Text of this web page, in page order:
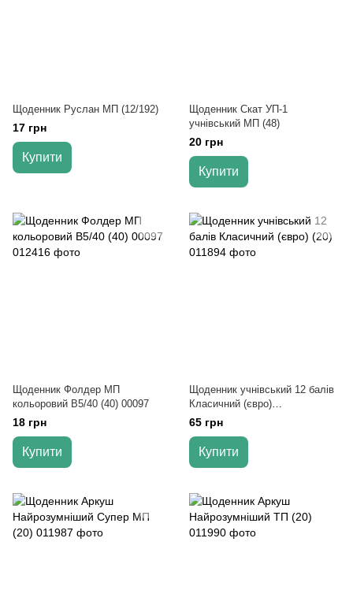
Щоденник Руслан МП (12/192)
17 грн
Купити
Щоденник Скат УП-1
учнівський МП (48)
20 грн
Купити
Щоденник Фолдер МП
кольоровий В5/40 (40) 00097
18 грн
Купити
Щоденник учнівський 12 балів
Класичний (євро)
<4820072410035> (20)
65 грн
Купити